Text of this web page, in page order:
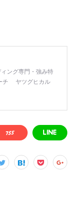
ング専門・強み特
チ ヤツグヒカル